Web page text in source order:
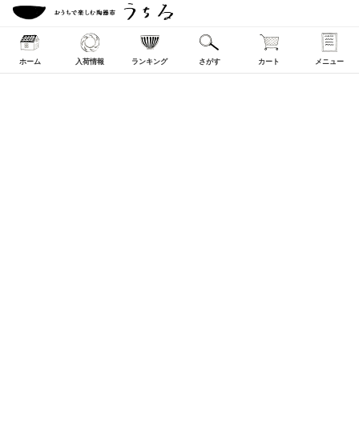
ホーム 入荷情報 ランキング さがす カート メニュー